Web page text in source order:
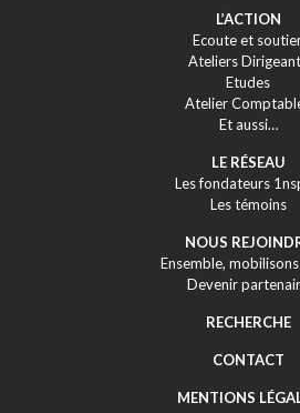
L’ACTION
Ecoute et
Ateliers
Etudes
Atelier
Et aussi…
LE RÉSEAU
Les fondateurs
Les témoins
NOUS
Ensemble,
Devenir
RECHERCHE
CONTACT
MENTIONS